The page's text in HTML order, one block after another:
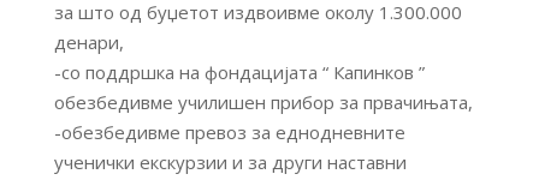
за што од буџетот издвоивме околу 1.300.000
денари,
-со поддршка на фондацијата “ Капинков ”
обезбедивме училишен прибор за првачињата,
-обезбедивме превоз за еднодневните
ученички екскурзии и за други наставни